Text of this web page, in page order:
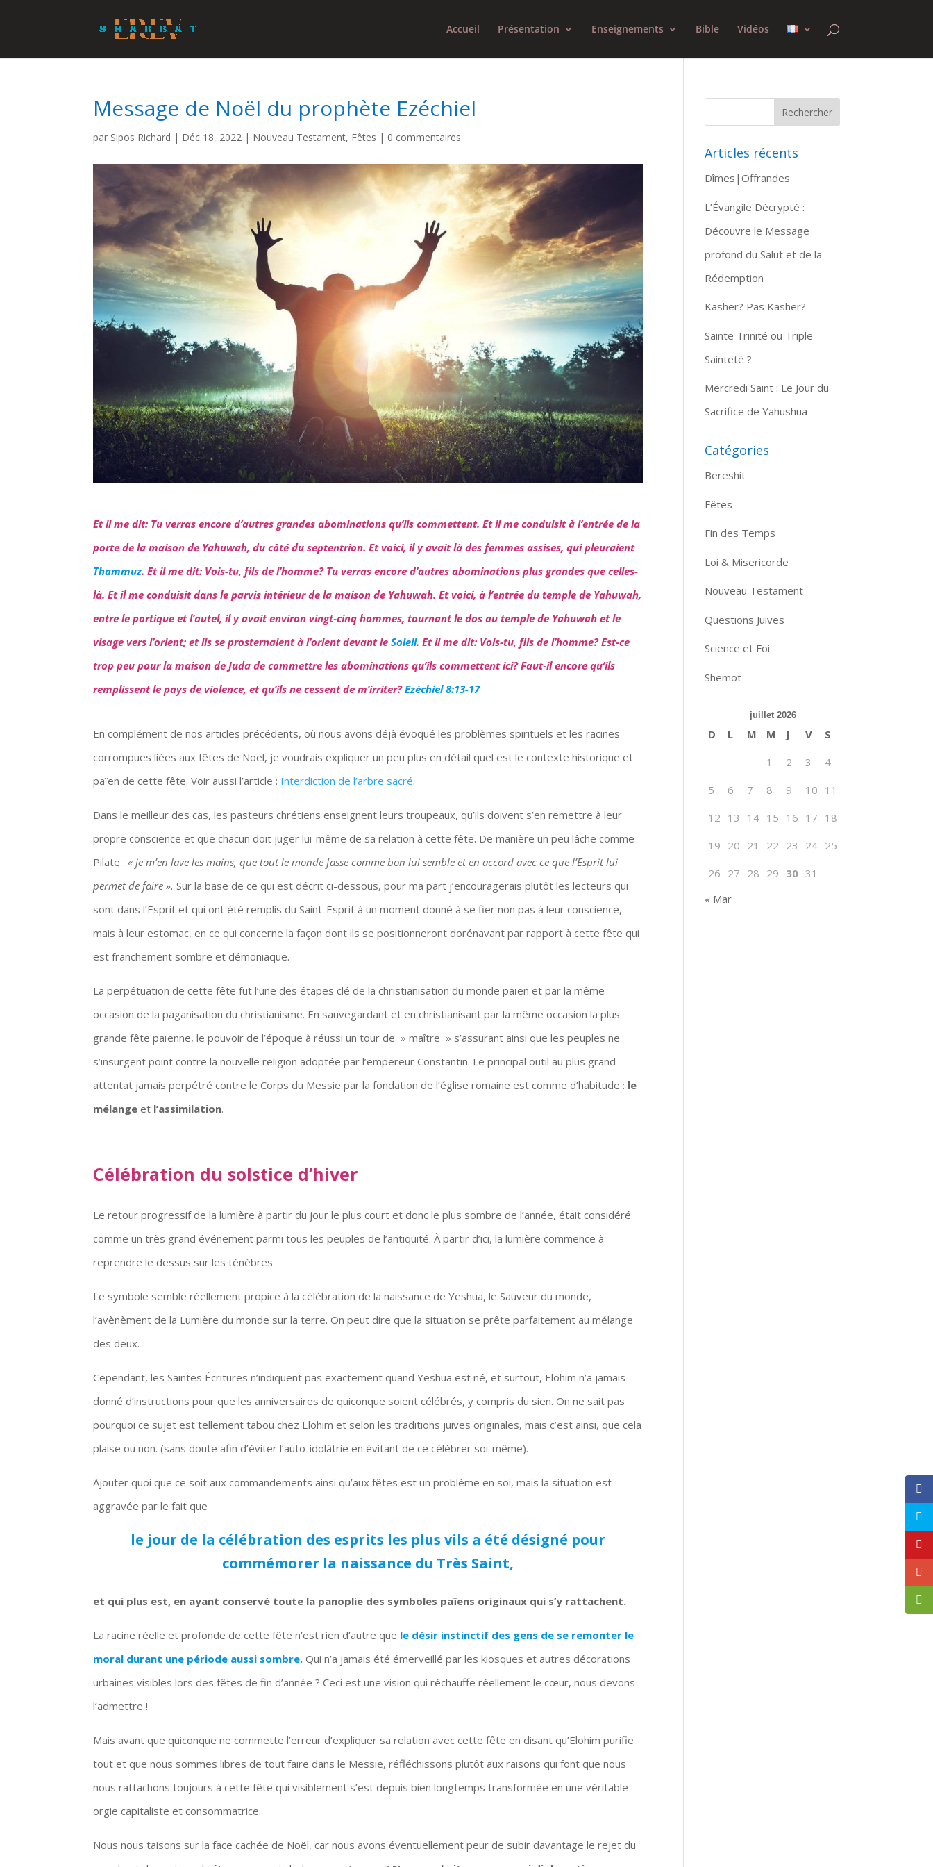
Accueil Présentation Enseignements Bible Vidéos
Message de Noël du prophète Ezéchiel
par Sipos Richard | Déc 18, 2022 | Nouveau Testament, Fêtes | 0 commentaires
Et il me dit: Tu verras encore d’autres grandes abominations qu’ils commettent. Et il me conduisit à l’entrée de la
porte de la maison de Yahuwah, du côté du septentrion. Et voici, il y avait là des femmes assises, qui pleuraient
Thammuz. Et il me dit: Vois-tu, fils de l’homme? Tu verras encore d’autres abominations plus grandes que celles-
là. Et il me conduisit dans le parvis intérieur de la maison de Yahuwah. Et voici, à l’entrée du temple de Yahuwah,
entre le portique et l’autel, il y avait environ vingt-cinq hommes, tournant le dos au temple de Yahuwah et le
visage vers l’orient; et ils se prosternaient à l’orient devant leSoleil. Et il me dit: Vois-tu, fils de l’homme? Est-ce
trop peu pour la maison de Juda de commettre les abominations qu’ils commettent ici? Faut-il encore qu’ils
remplissent le pays de violence, et qu’ils ne cessent de m’irriter?Ezéchiel 8:13-17
En complément de nos articles précédents, où nous avons déjà évoqué les problèmes spirituels et les racines
corrompues liées aux fêtes de Noël, je voudrais expliquer un peu plus en détail quel est le contexte historique et
païen de cette fête. Voir aussi l’article : Interdiction de l’arbre sacré.
Dans le meilleur des cas, les pasteurs chrétiens enseignent leurs troupeaux, qu’ils doivent s’en remettre à leur
propre conscience et que chacun doit juger lui-même de sa relation à cette fête. De manière un peu lâche comme
Pilate :« je m’en lave les mains, que tout le monde fasse comme bon lui semble et en accord avec ce que l’Esprit lui
permet de faire ».Sur la base de ce qui est décrit ci-dessous, pour ma part j’encouragerais plutôt les lecteurs qui
sont dans l’Esprit et qui ont été remplis du Saint-Esprit à un moment donné à se fier non pas à leur conscience,
mais à leur estomac, en ce qui concerne la façon dont ils se positionneront dorénavant par rapport à cette fête qui
est franchement sombre et démoniaque.
La perpétuation de cette fête fut l’une des étapes clé de la christianisation du monde païen et par la même
occasion de la paganisation du christianisme. En sauvegardant et en christianisant par la même occasion la plus
grande fête païenne, le pouvoir de l’époque à réussi un tour de » maître » s’assurant ainsi que les peuples ne
s’insurgent point contre la nouvelle religion adoptée par l’empereur Constantin. Le principal outil au plus grand
attentat jamais perpétré contre le Corps du Messie par la fondation de l’église romaine est comme d’habitude : le
mélange et l’assimilation.
Célébration du solstice d’hiver
Le retour progressif de la lumière à partir du jour le plus court et donc le plus sombre de l’année, était considéré
comme un très grand événement parmi tous les peuples de l’antiquité. À partir d’ici, la lumière commence à
reprendre le dessus sur les ténèbres.
Le symbole semble réellement propice à la célébration de la naissance de Yeshua, le Sauveur du monde,
l’avènèment de la Lumière du monde sur la terre. On peut dire que la situation se prête parfaitement au mélange
des deux.
Cependant, les Saintes Écritures n’indiquent pas exactement quand Yeshua est né, et surtout, Elohim n’a jamais
donné d’instructions pour que les anniversaires de quiconque soient célébrés, y compris du sien. On ne sait pas
pourquoi ce sujet est tellement tabou chez Elohim et selon les traditions juives originales, mais c’est ainsi, que cela
plaise ou non. (sans doute afin d’éviter l’auto-idolâtrie en évitant de ce célébrer soi-même).
Ajouter quoi que ce soit aux commandements ainsi qu’aux fêtes est un problème en soi, mais la situation est
aggravée par le fait que
le jour de la célébration des esprits les plus vils a été désigné pour
commémorer la naissance du Très Saint,
et qui plus est, en ayant conservé toute la panoplie des symboles païens originaux qui s’y rattachent.
La racine réelle et profonde de cette fête n’est rien d’autre que le désir instinctif des gens de se remonter le
moral durant une période aussi sombre. Qui n’a jamais été émerveillé par les kiosques et autres décorations
urbaines visibles lors des fêtes de fin d’année ? Ceci est une vision qui réchauffe réellement le cœur, nous devons
l’admettre !
Mais avant que quiconque ne commette l’erreur d’expliquer sa relation avec cette fête en disant qu’Elohim purifie
tout et que nous sommes libres de tout faire dans le Messie, réfléchissons plutôt aux raisons qui font que nous
nous rattachons toujours à cette fête qui visiblement s’est depuis bien longtemps transformée en une véritable
orgie capitaliste et consommatrice.
Nous nous taisons sur la face cachée de Noël, car nous avons éventuellement peur de subir davantage le rejet du
Articles récents
Dîmes|Offrandes
L’Évangile Décrypté :
Découvre le Message
profond du Salut et de la
Rédemption
Kasher? Pas Kasher?
Sainte Trinité ou Triple
Sainteté ?
Mercredi Saint : Le Jour du
Sacrifice de Yahushua
Catégories
Bereshit
Fêtes
Fin des Temps
Loi & Misericorde
Nouveau Testament
Questions Juives
Science et Foi
Shemot
juillet 2026
D L M M J V
S
1
2 3
4
5
6 7 8 9 10 11
12 13 14 15 16 17 18
19 20 21 22 23 24 25
26 27 28 29 30 31
« Mar